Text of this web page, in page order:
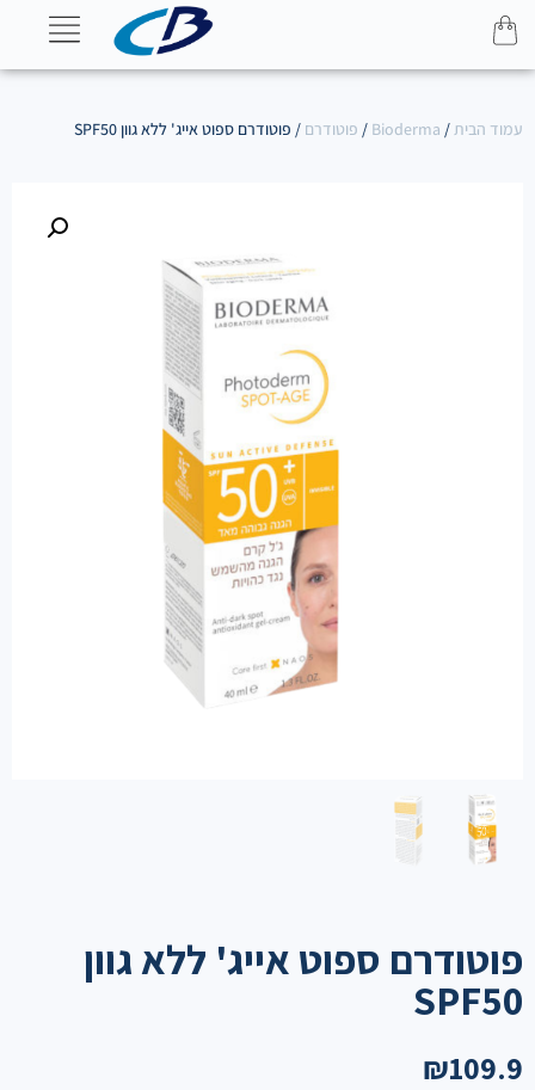
עמוד הבית/
Bioderma
/ פוטודרם / פוטודרם ספוט אייג' ללא גוון SPF50
פוטודרם ספוט אייג' ללא גוון
SPF50
₪109.9